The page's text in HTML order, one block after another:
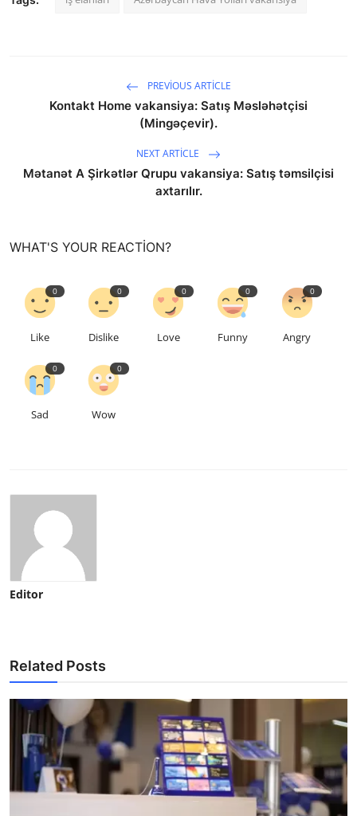
PREVIOUS ARTICLE
Kontakt Home vakansiya: Satış Məsləhətçisi
(Mingəçevir).
NEXT ARTICLE
Mətanət A Şirkətlər Qrupu vakansiya: Satış təmsilçisi
axtarılır.
WHAT'S YOUR REACTION?
0
Like
0
Dislike
0
Love
0
Funny
0
Angry
0
Sad
0
Wow
Editor
Related Posts